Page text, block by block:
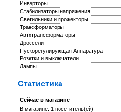
Инверторы
Стабилизаторы напряжения
Светильники и прожекторы
Трансформаторы
Автотрансформаторы
Дроссели
Пускорегулирующая Аппаратура
Розетки и выключатели
Лампы
Статистика
Сейчас в магазине
В магазине: 1 посетитель(ей)